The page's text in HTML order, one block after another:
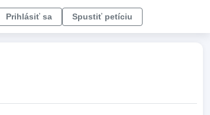
Prihlásiť sa Spustiť petíciu